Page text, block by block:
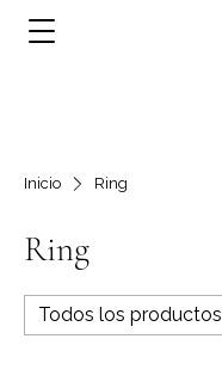
Inicio Ring
Ring
Todos los productos